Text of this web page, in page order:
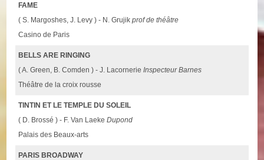
FAME
( S. Margoshes, J. Levy ) - N. Grujikprof de théâtre
Casino de Paris
BELLS ARE RINGING
( A. Green, B. Comden ) - J. LacornerieInspecteur Barnes
Théâtre de la croix rousse
TINTIN ET LE TEMPLE DU SOLEIL
( D. Brossé ) - F. Van LaekeDupond
Palais des Beaux-arts
PARIS BROADWAY